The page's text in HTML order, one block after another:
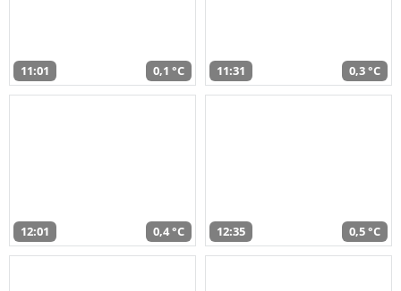
11:01 0,1 °C 11:31 0,3 °C
12:01 0,4 °C 12:35 0,5 °C